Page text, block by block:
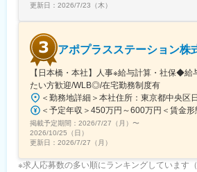
更新日： 2026/7/23（木）
アポプラスステーション株
【日本橋・本社】人事※給与計算・社保◆給
たい方歓迎/WLB◎/在宅勤務制度有
掲載予定期間： 2026/7/27（月） 〜
2026/10/25（日）
更新日： 2026/7/27（月）
※求人応募数の多い順にランキングしています